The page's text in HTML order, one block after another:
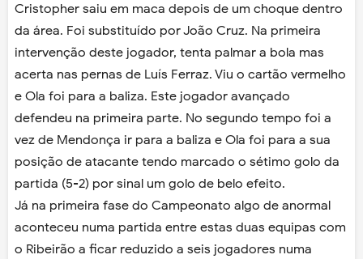
Cristopher saiu em maca depois de um choque dentro
da área. Foi substituído por João Cruz. Na primeira
intervenção deste jogador, tenta palmar a bola mas
acerta nas pernas de Luís Ferraz. Viu o cartão vermelho
e Ola foi para a baliza. Este jogador avançado
defendeu na primeira parte. No segundo tempo foi a
vez de Mendonça ir para a baliza e Ola foi para a sua
posição de atacante tendo marcado o sétimo golo da
partida (5-2) por sinal um golo de belo efeito.
Já na primeira fase do Campeonato algo de anormal
aconteceu numa partida entre estas duas equipas com
o Ribeirão a ficar reduzido a seis jogadores numa